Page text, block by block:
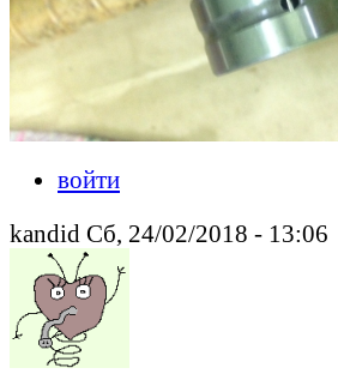
войти
kandid Сб, 24/02/2018 - 13:06